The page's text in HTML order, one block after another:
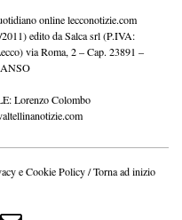
online lecconotizie.com
edito da Salca srl (P.IVA:
via Roma, 2 – Cap. 23891 –
ANSO
Lorenzo Colombo
e Cookie Policy/Torna ad inizio